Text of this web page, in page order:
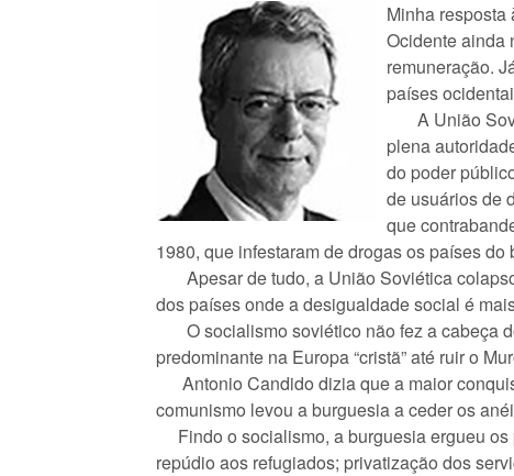
Minha resposta
Ocidente ainda
remuneração.
países
A União
plena
do poder
de usuários de
que
1980, que infestaram de drogas os países do
Apesar de tudo, a União Soviética
dos países onde a desigualdade social é
O socialismo soviético não fez a cabeça
predominante na Europa “cristã” até ruir o
Antonio Candido dizia que a maior
comunismo levou a burguesia a ceder os
Findo o socialismo, a burguesia ergueu os
repúdio aos refugiados; privatização dos